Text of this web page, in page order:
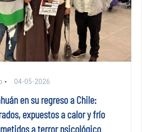
04-05-2026
en su regreso a Chile:
expuestos a calor y frío
a terror psicológico